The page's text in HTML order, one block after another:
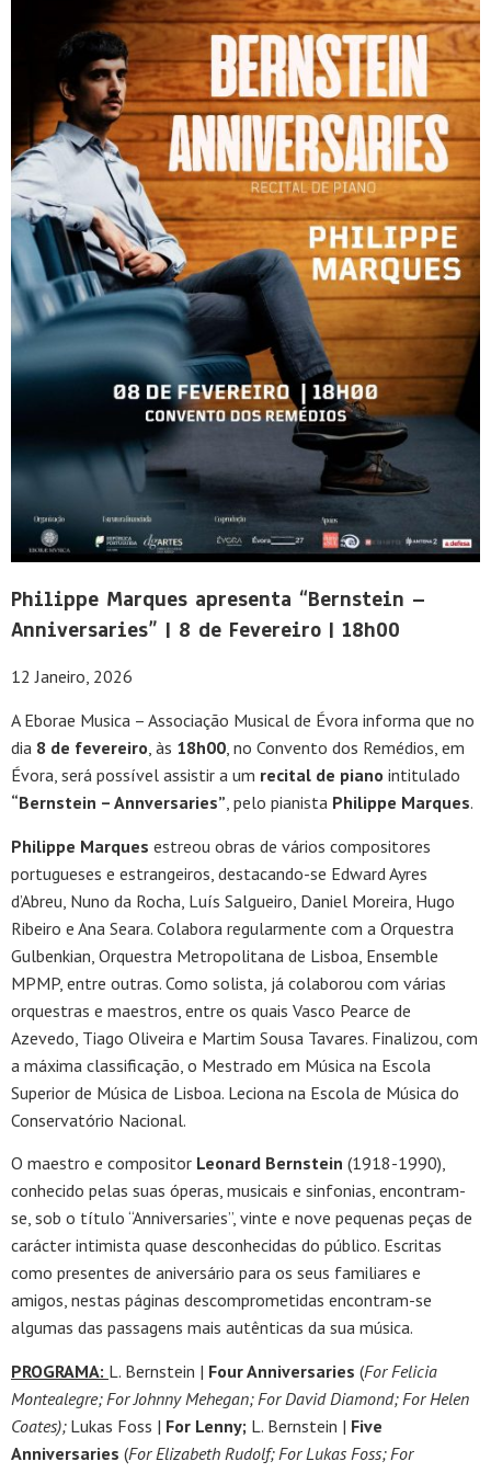
Philippe Marques apresenta “Bernstein –
Anniversaries” | 8 de Fevereiro | 18h00
12 Janeiro, 2026
A Eborae Musica – Associação Musical de Évora informa que no
dia 8 de fevereiro, às 18h00, no Convento dos Remédios, em
Évora, será possível assistir a um recital de piano intitulado
“Bernstein – Annversaries”, pelo pianista Philippe Marques.
Philippe Marques estreou obras de vários compositores
portugueses e estrangeiros, destacando-se Edward Ayres
d’Abreu, Nuno da Rocha, Luís Salgueiro, Daniel Moreira, Hugo
Ribeiro e Ana Seara. Colabora regularmente com a Orquestra
Gulbenkian, Orquestra Metropolitana de Lisboa, Ensemble
MPMP, entre outras. Como solista, já colaborou com várias
orquestras e maestros, entre os quais Vasco Pearce de
Azevedo, Tiago Oliveira e Martim Sousa Tavares. Finalizou, com
a máxima classificação, o Mestrado em Música na Escola
Superior de Música de Lisboa. Leciona na Escola de Música do
Conservatório Nacional.
O maestro e compositor Leonard Bernstein (1918-1990),
conhecido pelas suas óperas, musicais e sinfonias, encontram-
se, sob o título “Anniversaries”, vinte e nove pequenas peças de
carácter intimista quase desconhecidas do público. Escritas
como presentes de aniversário para os seus familiares e
amigos, nestas páginas descomprometidas encontram-se
algumas das passagens mais autênticas da sua música.
PROGRAMA: L. Bernstein | Four Anniversaries (For Felicia
Montealegre; For Johnny Mehegan; For David Diamond; For Helen
Coates); Lukas Foss | For Lenny; L. Bernstein | Five
Anniversaries (For Elizabeth Rudolf; For Lukas Foss; For